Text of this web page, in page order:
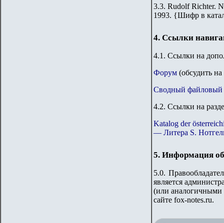
3.3. Rudolf Richter.
1993. {Шифр в
4. Ссылки
4.1. Ссылки на
Форум (обсудить
Сводный файловый
4.2. Ссылки на
Katalog der
— Литера S.
5. Информация
5.0.
является
(или аналогичными
сайте fox-notes.ru.